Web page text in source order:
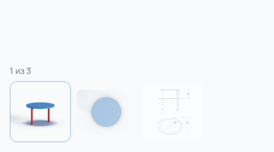
1 из 3